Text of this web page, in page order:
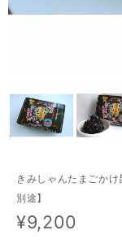
きみしゃんたまごか
別途】
¥9,200